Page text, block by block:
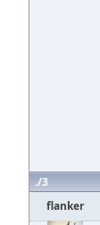
3
flanker